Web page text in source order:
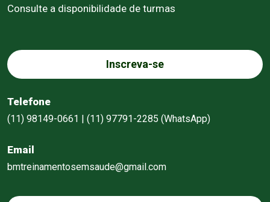
Consulte a disponibilidade de turmas
Inscreva-se
Telefone
(11) 98149-0661 | (11) 97791-2285 (WhatsApp)
Email
bmtreinamentosemsaude@gmail.com